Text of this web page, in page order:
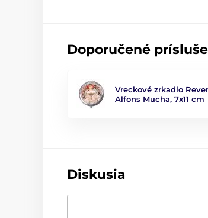
Doporučené
Vreckové zrkadlo
Alfons Mucha, 7x11 cm
Diskusia